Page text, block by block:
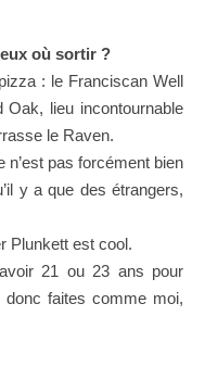
où sortir ?
: le Franciscan Well
lieu incontournable
le Raven.
n’est pas forcément bien
y a que des étrangers,
Plunkett est cool.
21 ou 23 ans pour
faites comme moi,